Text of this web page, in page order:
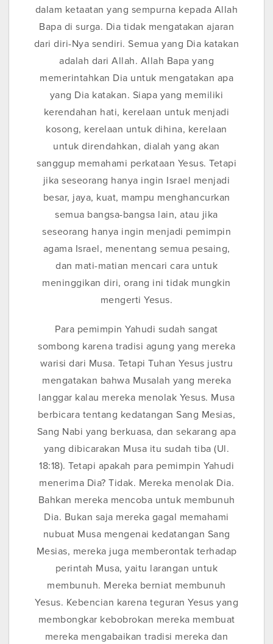
dalam ketaatan yang sempurna kepada Allah
Bapa di surga. Dia tidak mengatakan ajaran
dari diri-Nya sendiri. Semua yang Dia katakan
adalah dari Allah. Allah Bapa yang
memerintahkan Dia untuk mengatakan apa
yang Dia katakan. Siapa yang memiliki
kerendahan hati, kerelaan untuk menjadi
kosong, kerelaan untuk dihina, kerelaan
untuk direndahkan, dialah yang akan
sanggup memahami perkataan Yesus. Tetapi
jika seseorang hanya ingin Israel menjadi
besar, jaya, kuat, mampu menghancurkan
semua bangsa-bangsa lain, atau jika
seseorang hanya ingin menjadi pemimpin
agama Israel, menentang semua pesaing,
dan mati-matian mencari cara untuk
meninggikan diri, orang ini tidak mungkin
mengerti Yesus.
Para pemimpin Yahudi sudah sangat
sombong karena tradisi agung yang mereka
warisi dari Musa. Tetapi Tuhan Yesus justru
mengatakan bahwa Musalah yang mereka
langgar kalau mereka menolak Yesus. Musa
berbicara tentang kedatangan Sang Mesias,
Sang Nabi yang berkuasa, dan sekarang apa
yang dibicarakan Musa itu sudah tiba (Ul.
18:18). Tetapi apakah para pemimpin Yahudi
menerima Dia? Tidak. Mereka menolak Dia.
Bahkan mereka mencoba untuk membunuh
Dia. Bukan saja mereka gagal memahami
nubuat Musa mengenai kedatangan Sang
Mesias, mereka juga memberontak terhadap
perintah Musa, yaitu larangan untuk
membunuh. Mereka berniat membunuh
Yesus. Kebencian karena teguran Yesus yang
membongkar kebobrokan mereka membuat
mereka mengabaikan tradisi mereka dan